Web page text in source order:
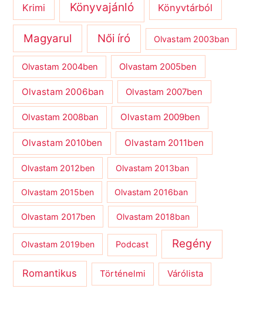
Krimi Könyvajánló Könyvtárból
Magyarul Női író Olvastam 2003ban
Olvastam 2004ben Olvastam 2005ben
Olvastam 2006ban Olvastam 2007ben
Olvastam 2008ban Olvastam 2009ben
Olvastam 2010ben Olvastam 2011ben
Olvastam 2012ben Olvastam 2013ban
Olvastam 2015ben Olvastam 2016ban
Olvastam 2017ben Olvastam 2018ban
Olvastam 2019ben Podcast Regény
Romantikus Történelmi Várólista